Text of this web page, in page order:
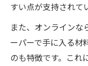
すい点が支持されて
また、オンライン
ーパーで手に入る材
のも特徴です。これ